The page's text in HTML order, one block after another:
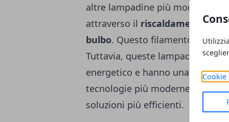
Cookie
altre lampadine più moderne.
attraverso il riscaldamento di
bulbo. Questo filamento
Tuttavia, queste lampade sono
energetico e hanno una vita
tecnologie più moderne. Di
soluzioni più efficienti.